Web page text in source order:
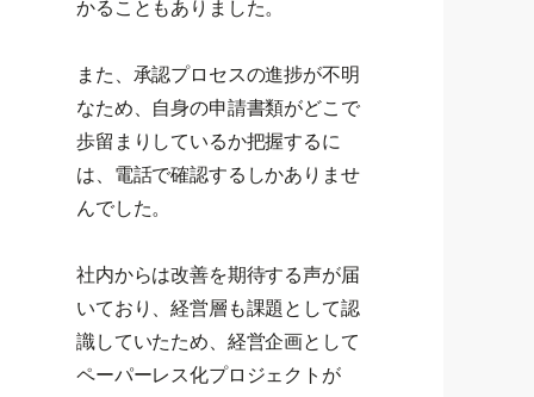
かることもありました。
また、承認プロセスの進捗が不明
なため、自身の申請書類がどこで
歩留まりしているか把握するに
は、電話で確認するしかありませ
んでした。
社内からは改善を期待する声が届
いており、経営層も課題として認
識していたため、経営企画として
ペーパーレス化プロジェクトが